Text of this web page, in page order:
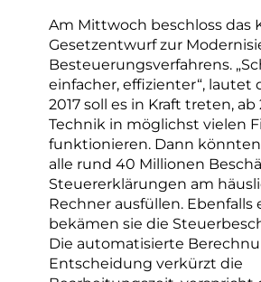
Am Mittwoch beschloss das
Gesetzentwurf zur
Besteuerungsverfahrens.
einfacher, effizienter“, lautet
2017 soll es in Kraft treten, ab
Technik in möglichst vielen
funktionieren. Dann
alle rund 40 Millionen
Steuererklärungen am
Rechner ausfüllen. Ebenfalls
bekämen sie die
Die automatisierte
Entscheidung verkürzt die